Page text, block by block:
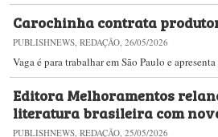
Carochinha contrata
PUBLISHNEWS, REDAÇÃO, 26/05/2026
Vaga é para trabalhar em São Paulo e
Editora Melhoramentos
literatura brasileira com
PUBLISHNEWS, REDAÇÃO, 25/05/2026